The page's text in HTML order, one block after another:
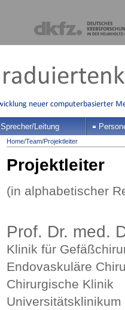
Sprecher/Leitung
Home/Team/Projektleiter
Projektleiter
(in alphabetischer
Prof. Dr. med.
Klinik für
Endovaskuläre
Chirurgische Klinik
Universitätsklinikum